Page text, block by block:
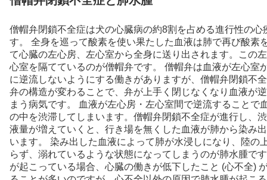
僧帽弁閉鎖不全症は犬の心臓病の約8割を占める進行性の心
す。 全身を巡って酸素を使い果たした血液は肺で再び酸素
て心臓の左心房、左心室から全身に送り出されます。この
心室を隔てているのが僧帽弁です。 僧帽弁は血液が左心室
に逆流しないようにする働きがありますが、僧帽弁閉鎖不
弁の構造が変わることで、弁が上手く閉じなくなり血液が
まう病気です。 血液が左心房・左心室間で逆流することで
の中を渋滞してしまいます。僧帽弁閉鎖不全症が進行し、
液量が増えていくと、行き場を無くした血液が肺から染み
います。 染み出した血液によって肺が水浸しになり、陸の
らず、溺れているような状態になってしまうのが肺水腫で
が起こっている場合、心臓の働きが低下したこと (心不全)